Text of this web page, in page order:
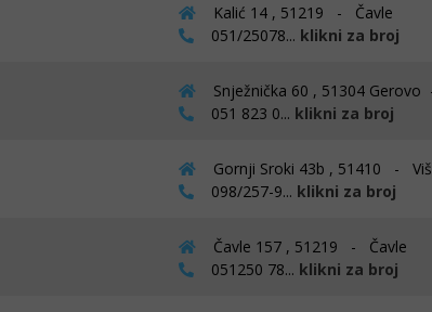
Kalić 14 , 51219 - Čavle
051/25078... klikni za broj
Snježnička 60 , 51304
051 823 0... klikni za broj
Gornji Sroki 43b , 51410 -
098/257-9... klikni za broj
Čavle 157 , 51219 - Čavle
051250 78... klikni za broj